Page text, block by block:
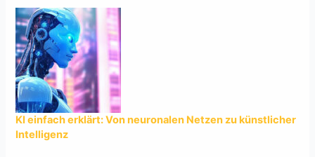
KI einfach erklärt: Von neuronalen Netzen zu künstlicher
Intelligenz